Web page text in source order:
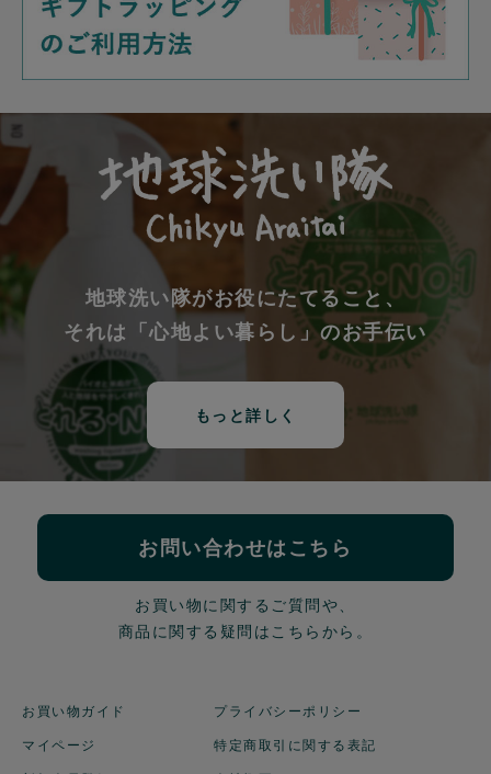
地球洗い隊がお役にたてること、
それは「心地よい暮らし」のお手伝い
もっと詳しく
お問い合わせはこちら
お買い物に関するご質問や、
商品に関する疑問はこちらから。
お買い物ガイド
マイページ
プライバシーポリシー
特定商取引に関する表記